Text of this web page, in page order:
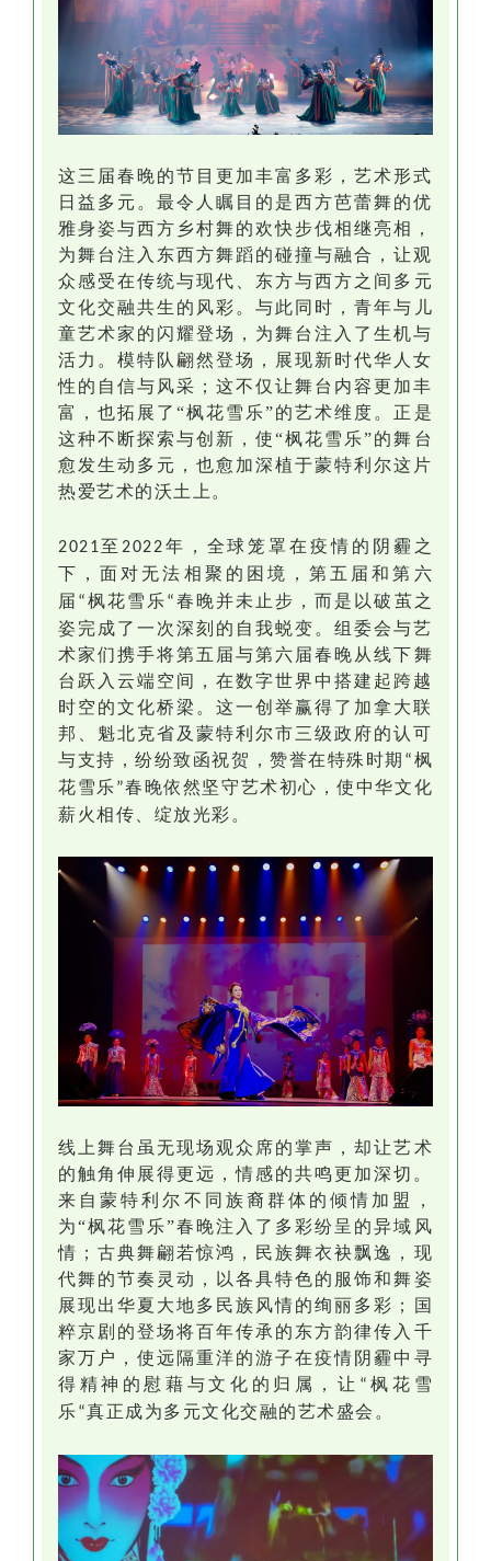
这三届春晚的节目更加丰富多彩，艺术形式
日益多元。最令人瞩目的是西方芭蕾舞的优
雅身姿与西方乡村舞的欢快步伐相继亮相，
为舞台注入东西方舞蹈的碰撞与融合，让观
众感受在传统与现代、东方与西方之间 多元
文化交融共生的风彩 。与此同时，青年与儿
童艺术家的闪耀登场，为舞台注入了生机与
活力。模特队翩然登场，展现新时代华人女
性的自信与风采；这不仅让舞台内容更加丰
富，也拓展了“枫花雪乐”的艺术维度。正是
这种不断探索与创新，使“枫花雪乐”的舞台
愈发生动多元，也愈加深植于蒙特利尔这片
热爱艺术的沃土 上。
2021至 2022年， 全球笼罩在疫情的阴霾之
下 ，面对无法相聚的困境，第五届和第六
届 “枫花雪乐“春晚并未止步，而是以破茧之
姿完成了一次深刻的自我蜕变。组委会与艺
术家们携手将第五届与第六届春晚从线下舞
台跃入云端空间，在数字世界中搭建起跨越
时空的文化桥梁。这一创举赢得了加拿大联
邦、魁北克省及蒙特利尔市三级政府的认可
与支持，纷纷致函祝贺 ，赞誉在特殊时期 “枫
花雪乐”春晚依然坚守艺术初心 ，使中华文化
薪火相传、 绽放光彩 。
线上舞台虽无现场观众席的掌声，却让艺术
的触角伸展得更远，情感的共鸣更加深切。
来自蒙特利尔不同族裔群体的倾情加盟，
为“枫花雪乐”春晚注入了 多彩纷呈的异域 风
情 ；古典舞翩若惊鸿，民族舞衣袂飘逸 ，现
代舞的节奏 灵动 ， 以各具特色的 服饰和舞姿
展现出华夏大地多民族风情的绚丽多彩 ；
国
粹京剧的登场将百年传承的东方韵律传入千
家万户 ，使远隔重洋的游子在疫情阴霾中寻
得精神的慰藉与文化的归属
，让 “ 枫花雪
乐“真正成为多元文化交融的艺术盛会。